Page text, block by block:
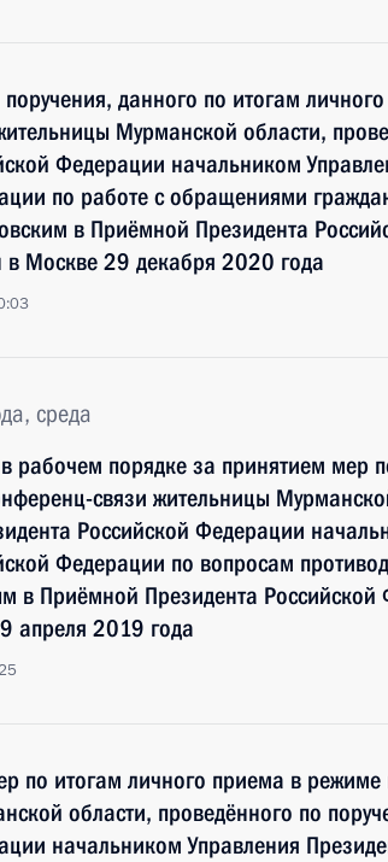
данного по итогам
Мурманской области,
Федерации начальником
по работе с обращениями
в Приёмной Президента
в Москве 29 декабря 2020 года
среда
рабочем порядке за принятием мер
связи жительницы
Российской Федерации
Федерации по вопросам
в Приёмной Президента Российской
апреля 2019 года
по итогам личного приема в
области, проведённого по
начальником Управления